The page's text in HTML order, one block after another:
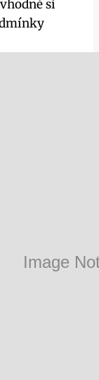
si